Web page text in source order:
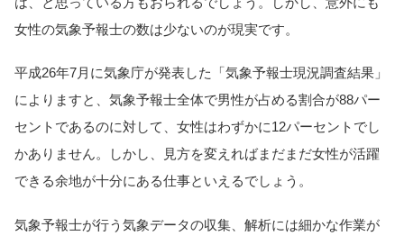
女性の気象予報士の数は少ないのが現実です。
平成26年7月に気象庁が発表した「気象予報士現況調査結果」
によりますと、気象予報士全体で男性が占める割合が88パー
セントであるのに対して、女性はわずかに12パーセントでし
かありません。しかし、見方を変えればまだまだ女性が活躍
できる余地が十分にある仕事といえるでしょう。
気象予報士が行う気象データの収集、解析には細かな作業が